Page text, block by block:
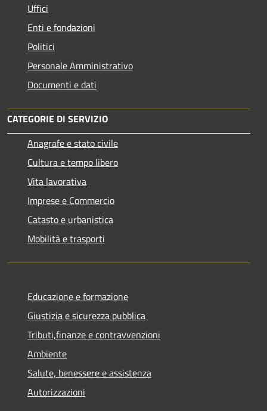
Uffici
Enti e fondazioni
Politici
Personale Amministrativo
Documenti e dati
CATEGORIE DI SERVIZIO
Anagrafe e stato civile
Cultura e tempo libero
Vita lavorativa
Imprese e Commercio
Catasto e urbanistica
Mobilità e trasporti
Educazione e formazione
Giustizia e sicurezza pubblica
Tributi,finanze e contravvenzioni
Ambiente
Salute, benessere e assistenza
Autorizzazioni